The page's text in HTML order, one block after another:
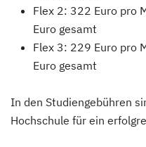
Flex 2: 322 Euro pro
Euro gesamt
Flex 3: 229 Euro pro
Euro gesamt
In den Studiengebühren
Hochschule für ein